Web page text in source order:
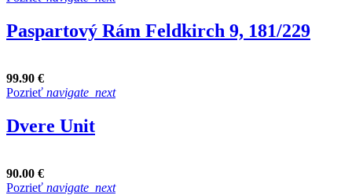
Paspartový Rám Feldkirch 9, 181/229
99.90 €
Pozrieť navigate_next
Dvere Unit
90.00 €
Pozrieť navigate_next